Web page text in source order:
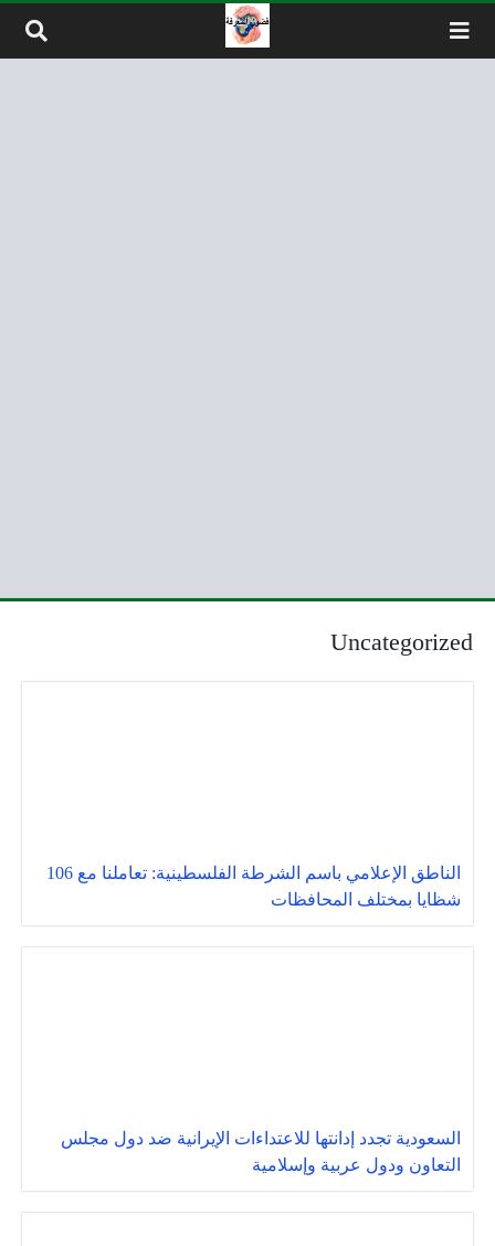
Uncategorized
الناطق الإعلامي باسم الشرطة الفلسطينية: تعاملنا مع 106
شظايا بمختلف المحافظات
السعودية تجدد إدانتها للاعتداءات الإيرانية ضد دول مجلس
التعاون ودول عربية وإسلامية